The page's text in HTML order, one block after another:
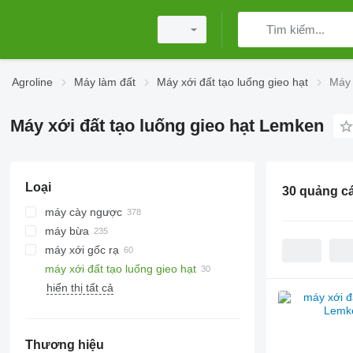
Agroline Máy làm đất Máy xới đất tạo luống gieo hạt
Máy xới đất tạo luống gieo hạt Lemken
Loại
máy cày ngược
máy bừa
bừa đĩa
máy bừa điện
bừa răng xoắn
máy xới gốc rạ
con lăn dạng vòng
con lăn cambridge
con lăn ruộng khác
máy xới đất tạo luống gieo hạt
hiển thị tất cả
Thương hiệu
30 quảng